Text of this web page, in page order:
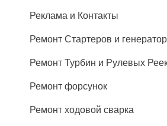
Реклама и Контакты
Ремонт Стартеров и
Ремонт Турбин и Рулевых
Ремонт форсунок
Ремонт ходовой сварка